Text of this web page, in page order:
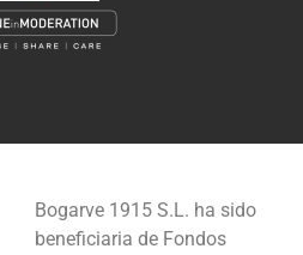
Bogarve 1915 S.L. ha sido
beneficiaria de Fondos